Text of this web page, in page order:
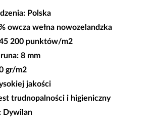
Polska
owcza wełna nowozelandzka
200 punktów/m2
8 mm
gr/m2
jakości
trudnopalności i higieniczny
Dywilan